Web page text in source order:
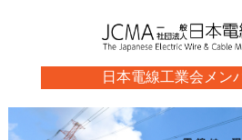
日本電線工業会メン